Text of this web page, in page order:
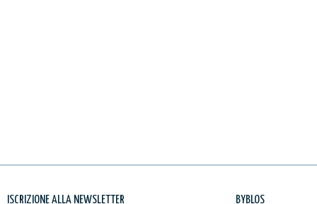
ISCRIZIONE ALLA NEWSLETTER BYBLOS